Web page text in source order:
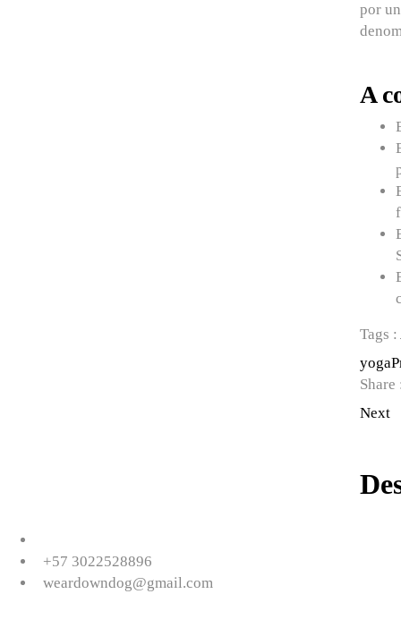
por
A
Tags :
yoga
Share
Next
+57 3022528896
weardowndog@gmail.com